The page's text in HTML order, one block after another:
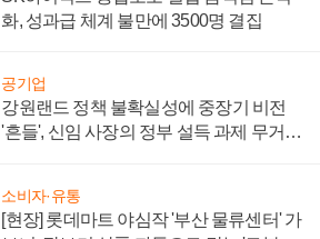
화, 성과급 체계 불만에 3500명 결집
공기업
강원랜드 정책 불확실성에 중장기 비전
'흔들', 신임 사장의 정부 설득 과제 무거워
소비자·유통
[현장] 롯데마트 야심작 '부산 물류센터' 가